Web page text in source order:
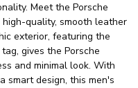
Meet the Porsche
quality, smooth leather
exterior, featuring the
gives the Porsche
and minimal look. With
smart design, this men's